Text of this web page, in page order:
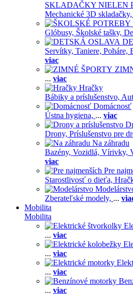
SKLADAČKY NIELEN
Mechanické 3D skladačky,
Glóbusy, Školské tašky,
Servítky, Taniere, Poháre,
viac
... viac
Hračky
Bábiky a príslušenstvo,
Domácnosť
Ústna hygiena, ... viac
Drony, Príslušenstvo pre
Na záhradu
Bazény, Vozidlá, Vírivky,
viac
Pre
Starostlivosť o dieťa,
Zberateľské modely, ...
Mobilita
Mobilita
... viac
... viac
... viac
... viac